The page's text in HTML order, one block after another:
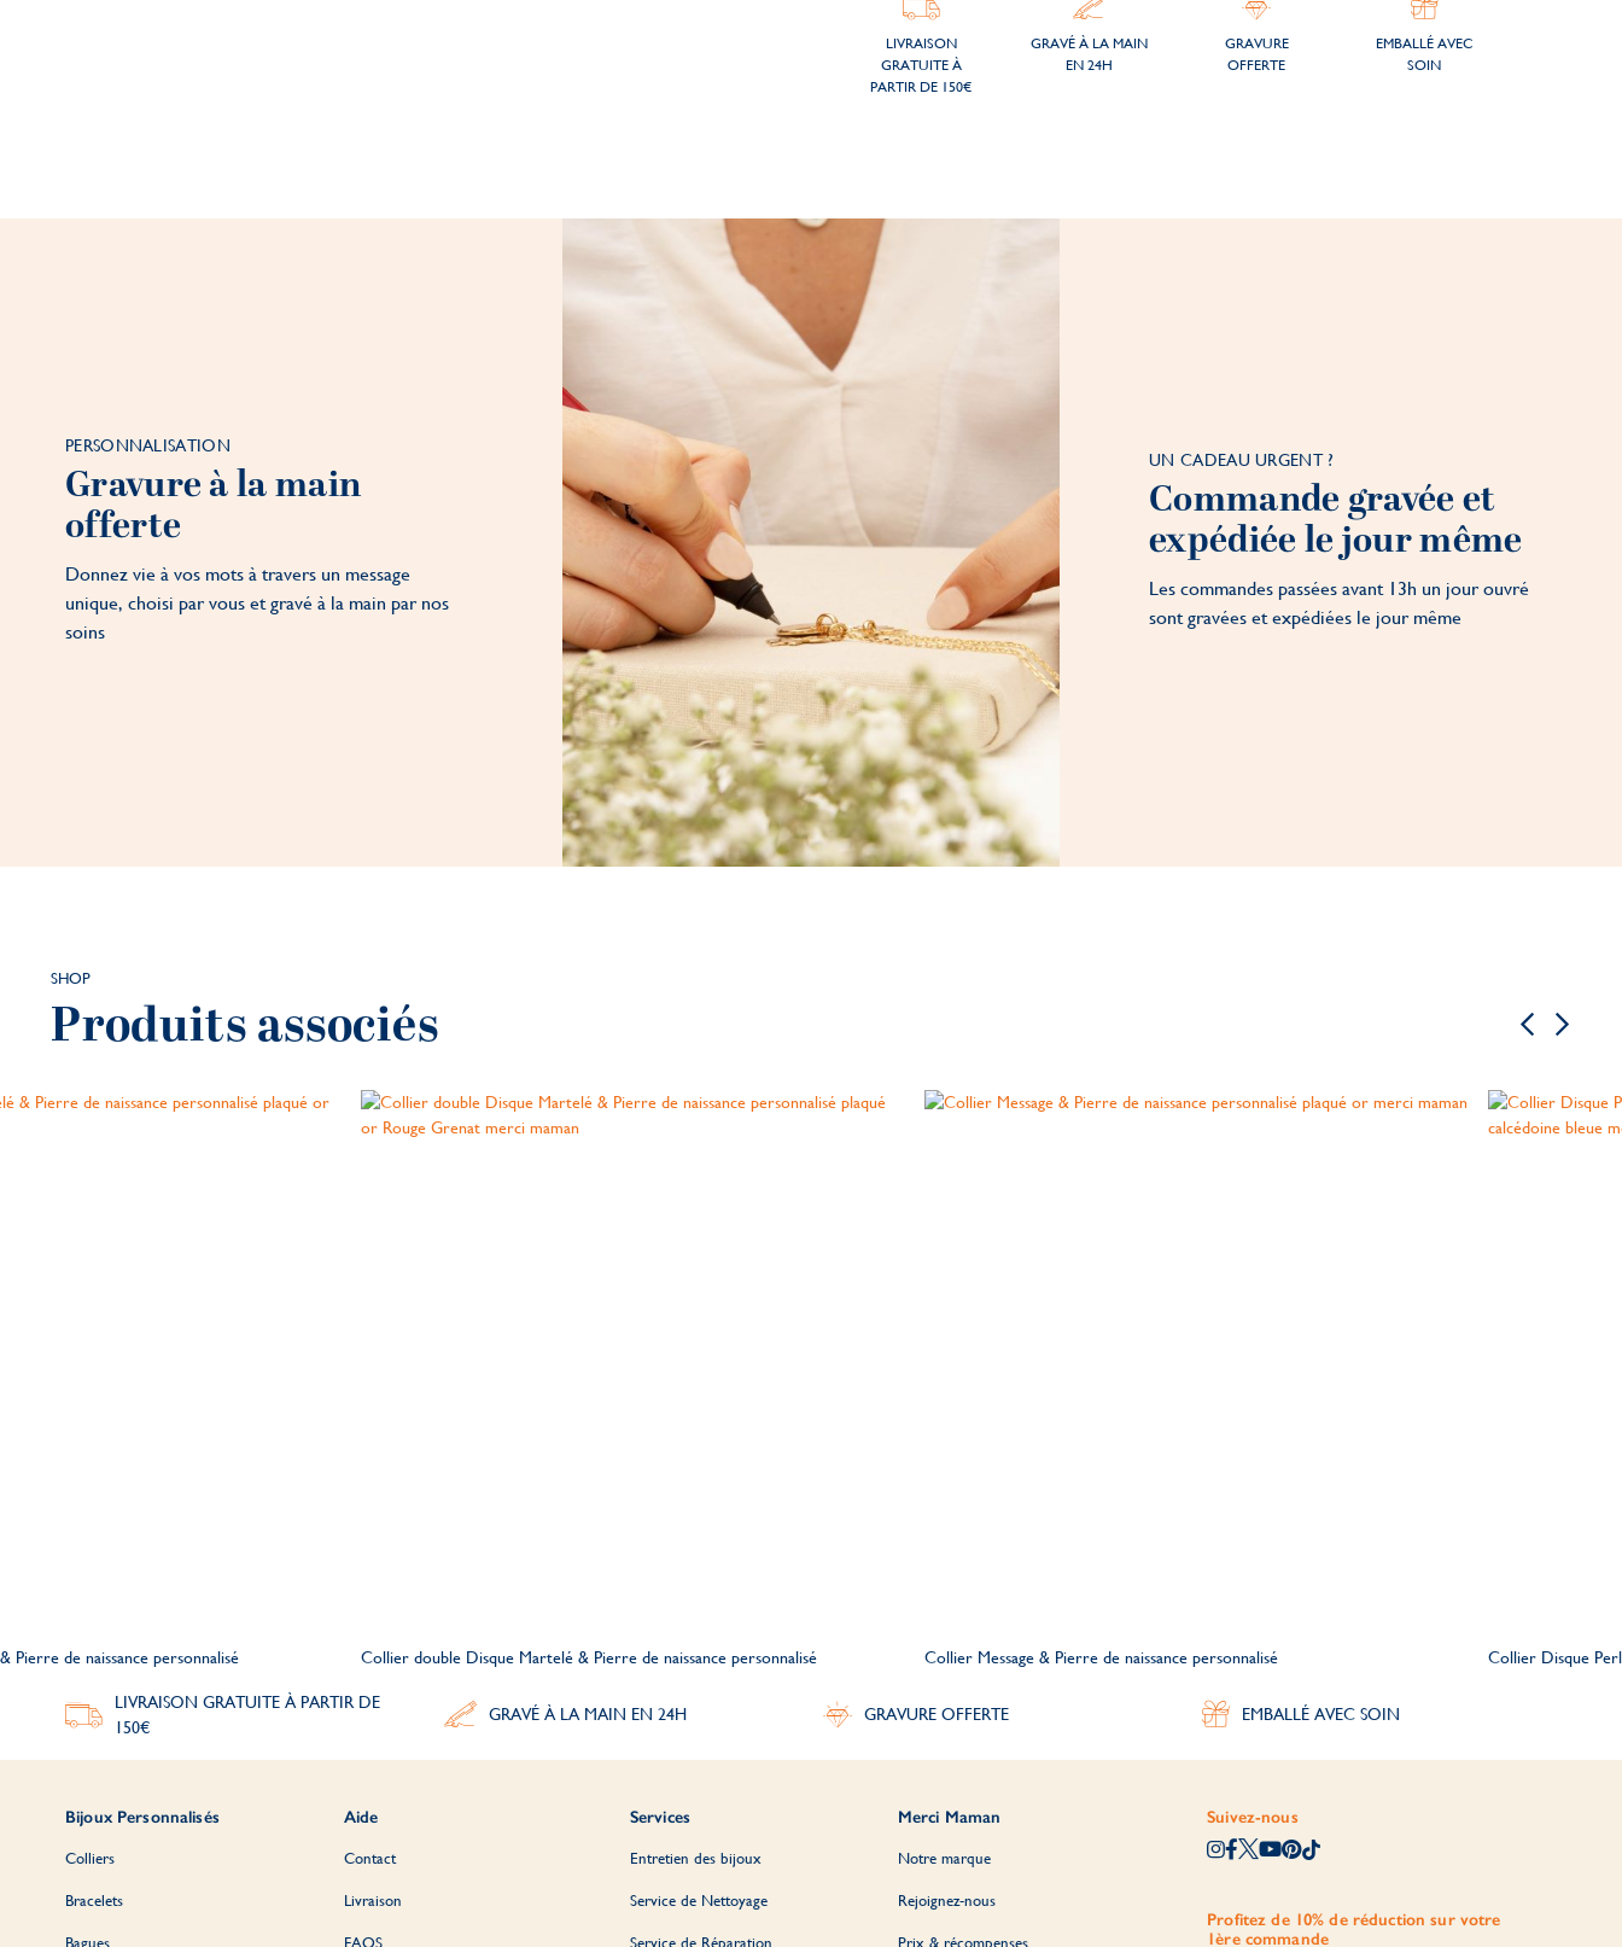
LIVRAISON
GRATUITE À
PARTIR DE 150€
GRAVÉ À LA MAIN
EN 24H
GRAVURE
OFFERTE
EMBALLÉ AVEC
SOIN
PERSONNALISATION
Gravure à la main
offerte
Donnez vie à vos mots à travers un message
unique, choisi par vous et gravé à la main par nos
soins
UN CADEAU URGENT ?
Commande gravée et
expédiée le jour même
Les commandes passées avant 13h un jour ouvré
sont gravées et expédiées le jour même
SHOP
Produits associés
de naissance personnalisé Collier double Disque Martelé & Pierre de naissance personnalisé Collier Message & Pierre de naissance personnalisé Collier Disque
LIVRAISON GRATUITE À PARTIR DE
150€
GRAVÉ À LA MAIN EN 24H GRAVURE OFFERTE EMBALLÉ AVEC SOIN
Bijoux Personnalisés
Colliers
Bracelets
Bagues
Aide
Contact
Livraison
FAQS
Services
Entretien des bijoux
Service de Nettoyage
Service de Réparation
Merci Maman
Notre marque
Rejoignez-nous
Prix & récompenses
Suivez-nous
Profitez de 10% de réduction sur votre
1ère commande